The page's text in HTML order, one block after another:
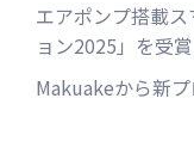
エアポンプ搭載
ョン2025」を受
Makuakeから新